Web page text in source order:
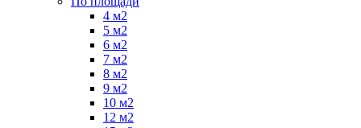
4 м2
5 м2
6 м2
7 м2
8 м2
9 м2
10 м2
12 м2